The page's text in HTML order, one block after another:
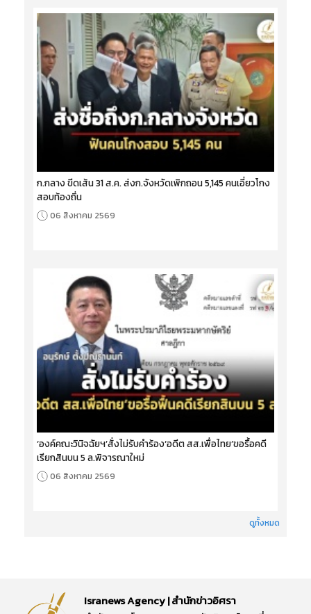
ก.กลาง ขีดเส้น 31 ส.ค. ส่งก.จังหวัดเพิกถอน 5,145 คนเอี่ยวโกง
สอบท้องถิ่น
06 สิงหาคม 2569
‘องค์คณะวินิจฉัยฯ’สั่งไม่รับคำร้อง‘อดีต สส.เพื่อไทย’ขอรื้อคดี
เรียกสินบน 5 ล.พิจารณาใหม่
06 สิงหาคม 2569
ดูทั้งหมด
Isranews Agency | สำนักข่าวอิศรา